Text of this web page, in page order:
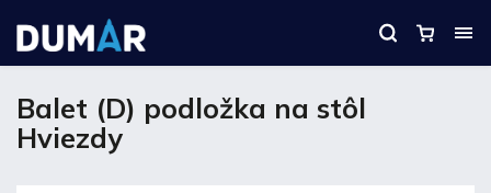
Balet (D) podložka na stôl
Hviezdy